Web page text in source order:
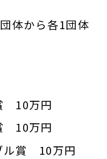
体から各1団体
10万円
10万円
ル賞 10万円